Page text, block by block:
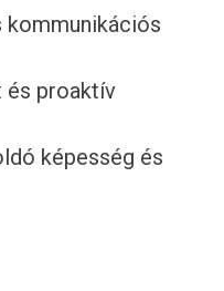
kommunikációs
és proaktív
képesség és